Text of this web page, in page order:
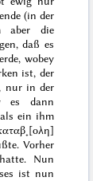
(in der
aber die
daß es
wobey
ist, der
nur in der
es dann
ein ihm
Vorher
Nun
ist nun